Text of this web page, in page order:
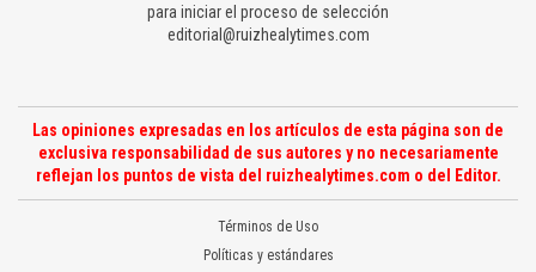
para iniciar el proceso de selección
editorial@ruizhealytimes.com
Las opiniones expresadas en los artículos de esta página son de
exclusiva responsabilidad de sus autores y no necesariamente
reflejan los puntos de vista del ruizhealytimes.com o del Editor.
Términos de Uso
Políticas y estándares